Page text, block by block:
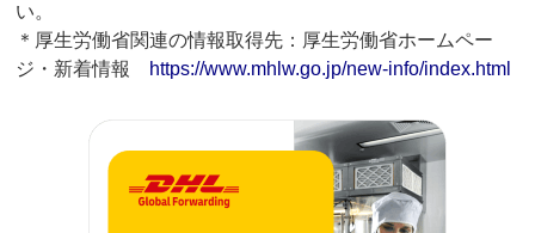
い。
＊厚生労働省関連の情報取得先：厚生労働省ホームペー
ジ・新着情報 https://www.mhlw.go.jp/new-info/index.html